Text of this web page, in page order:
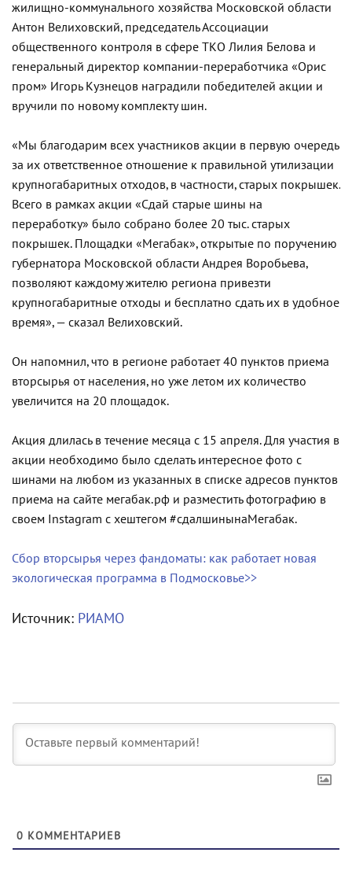
жилищно-коммунального хозяйства Московской области
Антон Велиховский, председатель Ассоциации
общественного контроля в сфере ТКО Лилия Белова и
генеральный директор компании-переработчика «Орис
пром» Игорь Кузнецов наградили победителей акции и
вручили по новому комплекту шин.
«Мы благодарим всех участников акции в первую очередь
за их ответственное отношение к правильной утилизации
крупногабаритных отходов, в частности, старых покрышек.
Всего в рамках акции «Сдай старые шины на
переработку» было собрано более 20 тыс. старых
покрышек. Площадки «Мегабак», открытые по поручению
губернатора Московской области Андрея Воробьева,
позволяют каждому жителю региона привезти
крупногабаритные отходы и бесплатно сдать их в удобное
время», — сказал Велиховский.
Он напомнил, что в регионе работает 40 пунктов приема
вторсырья от населения, но уже летом их количество
увеличится на 20 площадок.
Акция длилась в течение месяца с 15 апреля. Для участия в
акции необходимо было сделать интересное фото с
шинами на любом из указанных в списке адресов пунктов
приема на сайте мегабак.рф и разместить фотографию в
своем Instagram с хештегом #сдалшинынаМегабак.
Сбор вторсырья через фандоматы: как работает новая
экологическая программа в Подмосковье>>
Источник: РИАМО
0 КОММЕНТАРИЕВ